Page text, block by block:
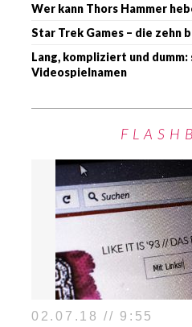
Wer kann Thors Hammer
Star Trek Games – die zehn
Lang, kompliziert und dumm:
Videospielnamen
02.07.18 // 9:55